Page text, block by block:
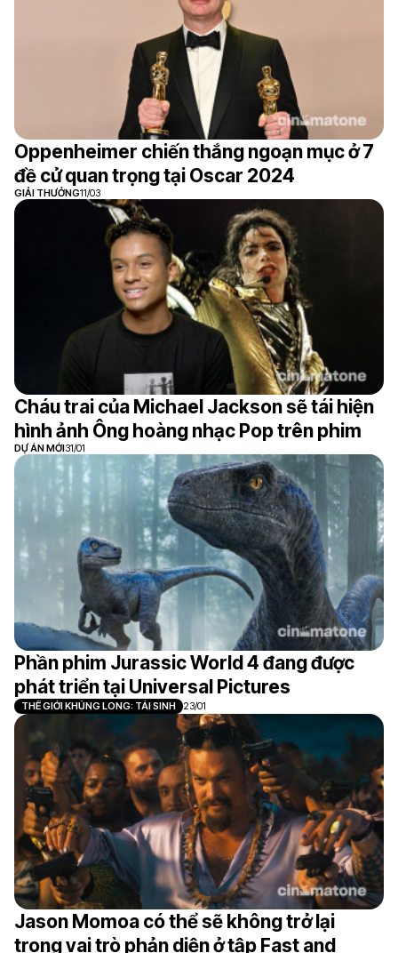
Oppenheimer chiến thắng ngoạn mục ở 7
đề cử quan trọng tại Oscar 2024
GIẢI THƯỞNG11/03
Cháu trai của Michael Jackson sẽ tái hiện
hình ảnh Ông hoàng nhạc Pop trên phim
DỰ ÁN MỚI31/01
Phần phim Jurassic World 4 đang được
phát triển tại Universal Pictures
THẾ GIỚI KHỦNG LONG: TÁI SINH 23/01
Jason Momoa có thể sẽ không trở lại
trong vai trò phản diện ở tập Fast and